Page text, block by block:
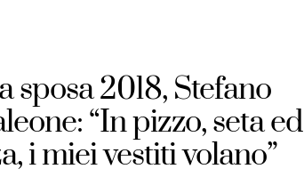
sposa 2018, Stefano
“In pizzo, seta ed
i miei vestiti volano”